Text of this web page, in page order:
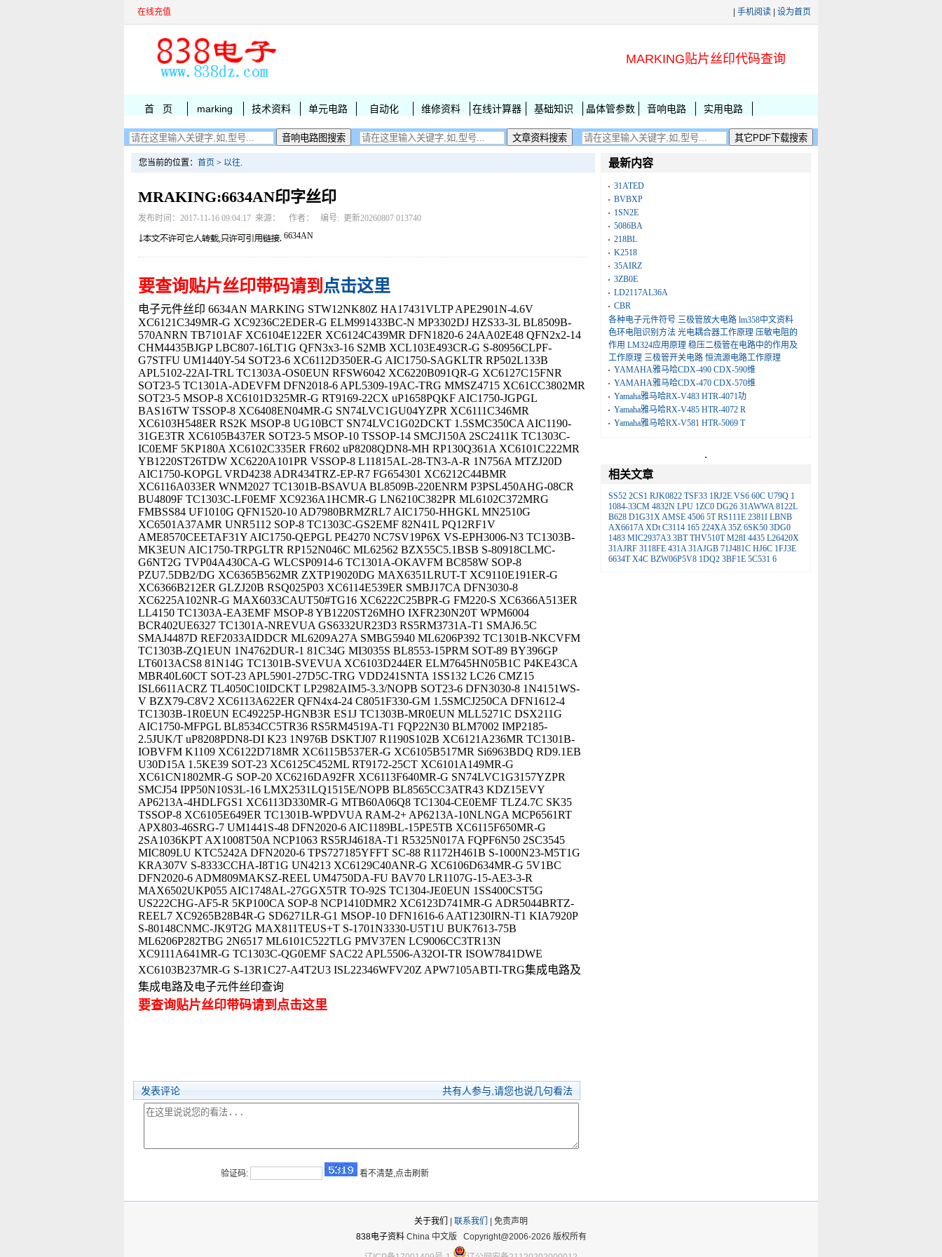
在线充值 手机阅读 设为首页
MARKING贴片丝印代码查询
首 页 marking 技术资料 单元电路 自动化 维修资料 在线计算器 基础知识 晶体管参数 音响电路 实用电路
您当前的位置： 首页 > 以往.
MRAKING:6634AN印字丝印
发布时间：2017-11-16 09:04:17 来源： 作者： 编号: 更新20260807 013740
6634AN
要查询贴片丝印带码请到 点击这里
电子元件丝印 6634AN MARKING STW12NK80Z HA17431VLTP APE2901N-4.6V
XC6121C349MR-G XC9236C2EDER-G ELM991433BC-N MP3302DJ HZS33-3L BL8509B-
570ANRN TB7101AF XC6104E122ER XC6124C439MR DFN1820-6 24AA02E48 QFN2x2-14
CHM4435BJGP LBC807-16LT1G QFN3x3-16 S2MB XCL103E493CR-G S-80956CLPF-
G7STFU UM1440Y-54 SOT23-6 XC6112D350ER-G AIC1750-SAGKLTR RP502L133B
APL5102-22AI-TRL TC1303A-OS0EUN RFSW6042 XC6220B091QR-G XC6127C15FNR
SOT23-5 TC1301A-ADEVFM DFN2018-6 APL5309-19AC-TRG MMSZ4715 XC61CC3802MR
SOT23-5 MSOP-8 XC6101D325MR-G RT9169-22CX uP1658PQKF AIC1750-JGPGL
BAS16TW TSSOP-8 XC6408EN04MR-G SN74LVC1GU04YZPR XC6111C346MR
XC6103H548ER RS2K MSOP-8 UG10BCT SN74LVC1G02DCKT 1.5SMC350CA AIC1190-
31GE3TR XC6105B437ER SOT23-5 MSOP-10 TSSOP-14 SMCJ150A 2SC2411K TC1303C-
IC0EMF 5KP180A XC6102C335ER FR602 uP8208QDN8-MH RP130Q361A XC6101C222MR
YB1220ST26TDW XC6220A101PR VSSOP-8 L11815AL-28-TN3-A-R 1N756A MTZJ20D
AIC1750-KOPGL VRD4238 ADR434TRZ-EP-R7 FG654301 XC6212C44BMR
XC6116A033ER WNM2027 TC1301B-BSAVUA BL8509B-220ENRM P3PSL450AHG-08CR
BU4809F TC1303C-LF0EMF XC9236A1HCMR-G LN6210C382PR ML6102C372MRG
FMBSS84 UF1010G QFN1520-10 AD7980BRMZRL7 AIC1750-HHGKL MN2510G
XC6501A37AMR UNR5112 SOP-8 TC1303C-GS2EMF 82N41L PQ12RF1V
AME8570CEETAF31Y AIC1750-QEPGL PE4270 NC7SV19P6X VS-EPH3006-N3 TC1303B-
MK3EUN AIC1750-TRPGLTR RP152N046C ML62562 BZX55C5.1BSB S-80918CLMC-
G6NT2G TVP04A430CA-G WLCSP0914-6 TC1301A-OKAVFM BC858W SOP-8
PZU7.5DB2/DG XC6365B562MR ZXTP19020DG MAX6351LRUT-T XC9110E191ER-G
XC6366B212ER GLZJ20B RSQ025P03 XC6114E539ER SMBJ17CA DFN3030-8
XC6225A102NR-G MAX6033CAUT50#TG16 XC6222C25BPR-G FM220-S XC6366A513ER
LL4150 TC1303A-EA3EMF MSOP-8 YB1220ST26MHO IXFR230N20T WPM6004
BCR402UE6327 TC1301A-NREVUA GS6332UR23D3 RS5RM3731A-T1 SMAJ6.5C
SMAJ4487D REF2033AIDDCR ML6209A27A SMBG5940 ML6206P392 TC1301B-NKCVFM
TC1303B-ZQ1EUN 1N4762DUR-1 81C34G MI3035S BL8553-15PRM SOT-89 BY396GP
LT6013ACS8 81N14G TC1301B-SVEVUA XC6103D244ER ELM7645HN05B1C P4KE43CA
MBR40L60CT SOT-23 APL5901-27D5C-TRG VDD241SNTA 1SS132 LC26 CMZ15
ISL6611ACRZ TL4050C10IDCKT LP2982AIM5-3.3/NOPB SOT23-6 DFN3030-8 1N4151WS-
V BZX79-C8V2 XC6113A622ER QFN4x4-24 C8051F330-GM 1.5SMCJ250CA DFN1612-4
TC1303B-1R0EUN EC49225P-HGNB3R ES1J TC1303B-MR0EUN MLL5271C DSX211G
AIC1750-MFPGL BL8534CC5TR36 RS5RM4519A-T1 FQP22N30 BLM7002 IMP2185-
2.5JUK/T uP8208PDN8-DI K23 1N976B DSKTJ07 R1190S102B XC6121A236MR TC1301B-
IOBVFM K1109 XC6122D718MR XC6115B537ER-G XC6105B517MR Si6963BDQ RD9.1EB
U30D15A 1.5KE39 SOT-23 XC6125C452ML RT9172-25CT XC6101A149MR-G
XC61CN1802MR-G SOP-20 XC6216DA92FR XC6113F640MR-G SN74LVC1G3157YZPR
SMCJ54 IPP50N10S3L-16 LMX2531LQ1515E/NOPB BL8565CC3ATR43 KDZ15EVY
AP6213A-4HDLFGS1 XC6113D330MR-G MTB60A06Q8 TC1304-CE0EMF TLZ4.7C SK35
TSSOP-8 XC6105E649ER TC1301B-WPDVUA RAM-2+ AP6213A-10NLNGA MCP6561RT
APX803-46SRG-7 UM1441S-48 DFN2020-6 AIC1189BL-15PE5TB XC6115F650MR-G
2SA1036KPT AX1008T50A NCP1063 RS5RJ4618A-T1 R5325N017A FQPF6N50 2SC3545
MIC809LU KTC5242A DFN2020-6 TPS727185YFFT SC-88 R1172H461B S-1000N23-M5T1G
KRA307V S-8333CCHA-I8T1G UN4213 XC6129C40ANR-G XC6106D634MR-G 5V1BC
DFN2020-6 ADM809MAKSZ-REEL UM4750DA-FU BAV70 LR1107G-15-AE3-3-R
MAX6502UKP055 AIC1748AL-27GGX5TR TO-92S TC1304-JE0EUN 1SS400CST5G
US222CHG-AF5-R 5KP100CA SOP-8 NCP1410DMR2 XC6123D741MR-G ADR5044BRTZ-
REEL7 XC9265B28B4R-G SD6271LR-G1 MSOP-10 DFN1616-6 AAT1230IRN-T1 KIA7920P
S-80148CNMC-JK9T2G MAX811TEUS+T S-1701N3330-U5T1U BUK7613-75B
ML6206P282TBG 2N6517 ML6101C522TLG PMV37EN LC9006CC3TR13N
XC9111A641MR-G TC1303C-QG0EMF SAC22 APL5506-A32OI-TR ISOW7841DWE
XC6103B237MR-G S-13R1C27-A4T2U3 ISL22346WFV20Z APW7105ABTI-TRG集成电路及
集成电路及电子元件丝印查询
要查询贴片丝印带码请到点击这里
发表评论 共有人参与,请您也说几句看法
验证码: 看不清楚,点击刷新
最新内容
31ATED
BVBXP
1SN2E
5086BA
218BL
K2518
35AIRZ
3ZB0E
LD2117AL36A
CBR
各种电子元件符号 三极管放大电路 lm358中文资料
色环电阻识别方法 光电耦合器工作原理 压敏电阻的
作用 LM324应用原理 稳压二极管在电路中的作用及
工作原理 三极管开关电路 恒流源电路工作原理
YAMAHA雅马哈CDX-490 CDX-590维
YAMAHA雅马哈CDX-470 CDX-570维
Yamaha雅马哈RX-V483 HTR-4071功
Yamaha雅马哈RX-V485 HTR-4072 R
Yamaha雅马哈RX-V581 HTR-5069 T
.
相关文章
SS52 2CS1 RJK0822 TSF33 1RJ2E VS6 60C U79Q 1
1084-33CM 4832N LPU 1ZC0 DG26 31AWWA 8122L
B628 D1G31XAMSE 4506 5T RS111E 2381I LBNB
AX6617A XDt C3114 165 224XA 35Z 6SK50 3DG0
1483 MIC2937A3.3BT THV510T M28I 4435 L26420X
31AJRF 3118FE 431A 31AJGB 71J481C HJ6C 1FJ3E
6634T X4C BZW06P5V8 1DQ2 3BF1E 5C531 6
关于我们 联系我们
| 免责声明
838电子资料China 中文版 Copyright@2006-2026 版权所有